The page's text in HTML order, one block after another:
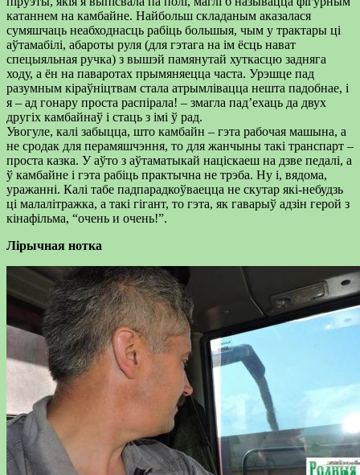
катаннем на камбайне. Найбольш складаным аказалася
сумяшчаць неабходнасць рабіць большыя, чым у трактары ці
аўтамабілі, абароты руля (для гэтага на ім ёсць нават
спецыяльная ручка) з вышэй памянутай хуткасцю задняга
ходу, а ён на паваротах прымяняецца часта. Урэшце пад
разумным кіраўніцтвам стала атрымлівацца нешта падобнае, і
я – ад гонару проста распірала! – змагла пад’ехаць да двух
другіх камбайнаў і стаць з імі ў рад.
Увогуле, калі забыцца, што камбайн – гэта рабочая машына, а
не сродак для перамяшчэння, то для жанчыны такі транспарт –
проста казка. У аўто з аўтаматыкай націскаеш на дзве педалі, а
ў камбайне і гэта рабіць практычна не трэба. Ну і, вядома,
уражанні. Калі табе падпарадкоўваецца не скутар які-небудзь
ці малалітражка, а такі гігант, то гэта, як гаварыў адзін герой з
кінафільма, “очень и очень!”.
Лірычная нотка